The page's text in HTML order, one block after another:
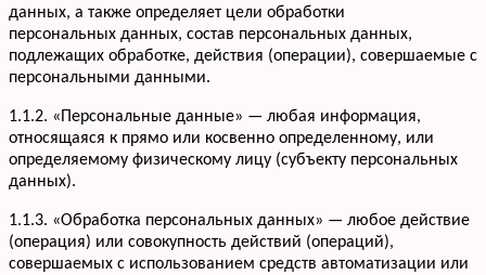
данных, а также определяет цели обработки
персональных данных, состав персональных данных,
подлежащих обработке, действия (операции), совершаемые с
персональными данными.
1.1.2. «Персональные данные» — любая информация,
относящаяся к прямо или косвенно определенному, или
определяемому физическому лицу (субъекту персональных
данных).
1.1.3. «Обработка персональных данных» — любое действие
(операция) или совокупность действий (операций),
совершаемых с использованием средств автоматизации или